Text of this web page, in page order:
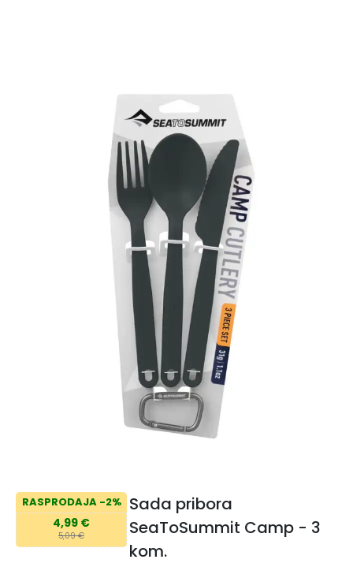
RASPRODAJA -2%
4,99 €
5,09 €
Sada pribora
SeaToSummit Camp - 3
kom.